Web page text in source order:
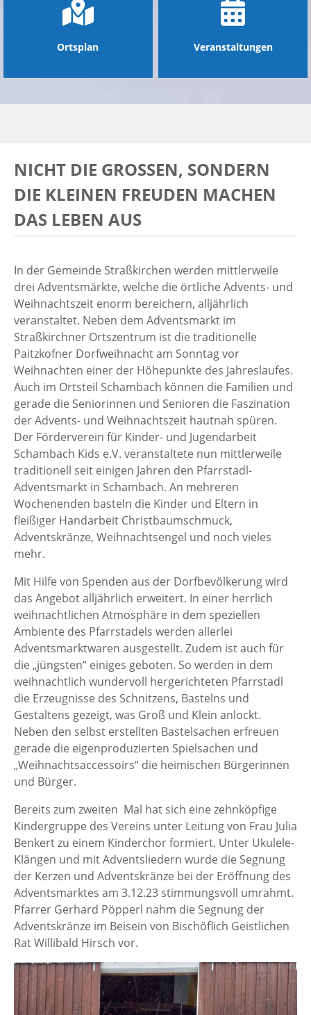
Ortsplan Veranstaltungen
NICHT DIE GROSSEN, SONDERN D
IE KLEINEN FREUDEN MACHEN D
AS LEBEN AUS
In der Gemeinde Straßkirchen werden mittlerweile
drei Adventsmärkte, welche die örtliche Advents- und
Weihnachtszeit enorm bereichern, alljährlich
veranstaltet. Neben dem Adventsmarkt im
Straßkirchner Ortszentrum ist die traditionelle
Paitzkofner Dorfweihnacht am Sonntag vor
Weihnachten einer der Höhepunkte des Jahreslaufes.
Auch im Ortsteil Schambach können die Familien und
gerade die Seniorinnen und Senioren die Faszination
der Advents- und Weihnachtszeit hautnah spüren.
Der Förderverein für Kinder- und Jugendarbeit
Schambach Kids e.V. veranstaltete nun mittlerweile
traditionell seit einigen Jahren den Pfarrstadl-
Adventsmarkt in Schambach. An mehreren
Wochenenden basteln die Kinder und Eltern in
fleißiger Handarbeit Christbaumschmuck,
Adventskränze, Weihnachtsengel und noch vieles
mehr.
Mit Hilfe von Spenden aus der Dorfbevölkerung wird
das Angebot alljährlich erweitert. In einer herrlich
weihnachtlichen Atmosphäre in dem speziellen
Ambiente des Pfarrstadels werden allerlei
Adventsmarktwaren ausgestellt. Zudem ist auch für
die „jüngsten“ einiges geboten. So werden in dem
weihnachtlich wundervoll hergerichteten Pfarrstadl
die Erzeugnisse des Schnitzens, Bastelns und
Gestaltens gezeigt, was Groß und Klein anlockt.
Neben den selbst erstellten Bastelsachen erfreuen
gerade die eigenproduzierten Spielsachen und
„Weihnachtsaccessoirs“ die heimischen Bürgerinnen
und Bürger.
Bereits zum zweiten Mal hat sich eine zehnköpfige
Kindergruppe des Vereins unter Leitung von Frau Julia
Benkert zu einem Kinderchor formiert. Unter Ukulele-
Klängen und mit Adventsliedern wurde die Segnung
der Kerzen und Adventskränze bei der Eröffnung des
Adventsmarktes am 3.12.23 stimmungsvoll umrahmt.
Pfarrer Gerhard Pöpperl nahm die Segnung der
Adventskränze im Beisein von Bischöflich Geistlichen
Rat Willibald Hirsch vor.